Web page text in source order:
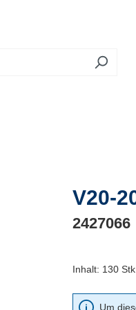
Kategorie Aktuelles
V20-
2427066
Inhalt: 130 Stk
Um